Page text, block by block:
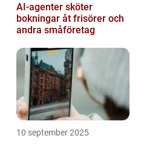
AI-agenter sköter
bokningar åt frisörer och
andra småföretag
10 september 2025